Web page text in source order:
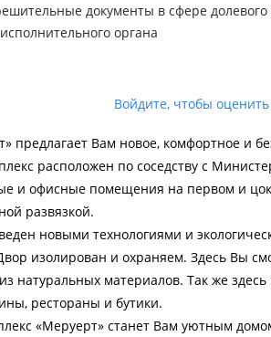
документы в сфере
органа
Войдите, чтобы
предлагает Вам новое, комфортное и
расположен по соседству с
и офисные помещения на первом и
развязкой.
новыми технологиями и
изолирован и охраняем. Здесь Вы
натуральных материалов. Так же
рестораны и бутики.
«Меруерт» станет Вам уютным